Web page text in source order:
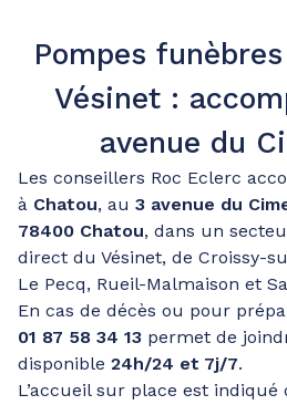
Pompes
Vésinet :
avenue du
Les conseillers Roc Eclerc
à Chatou, au 3 avenue du
78400 Chatou, dans un
direct du Vésinet, de Croissy-
Le Pecq, Rueil-Malmaison et
En cas de décès ou pour
01 87 58 34 13 permet de
disponible 24h/24 et 7j/7.
L’accueil sur place est indiqué